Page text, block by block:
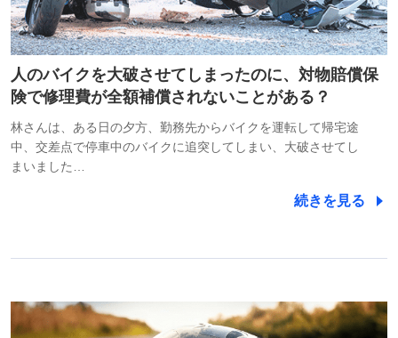
人のバイクを大破させてしまったのに、対物賠償保
険で修理費が全額補償されないことがある？
林さんは、ある日の夕方、勤務先からバイクを運転して帰宅途
中、交差点で停車中のバイクに追突してしまい、大破させてし
まいました…
続きを見る